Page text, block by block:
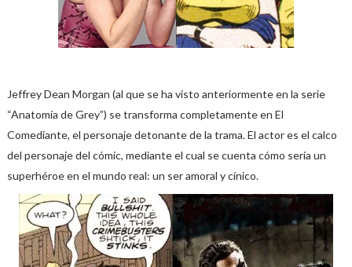
Jeffrey Dean Morgan (al que se ha visto anteriormente en la serie
“Anatomía de Grey”) se transforma completamente en El
Comediante, el personaje detonante de la trama. El actor es el calco
del personaje del cómic, mediante el cual se cuenta cómo sería un
superhéroe en el mundo real: un ser amoral y cínico.